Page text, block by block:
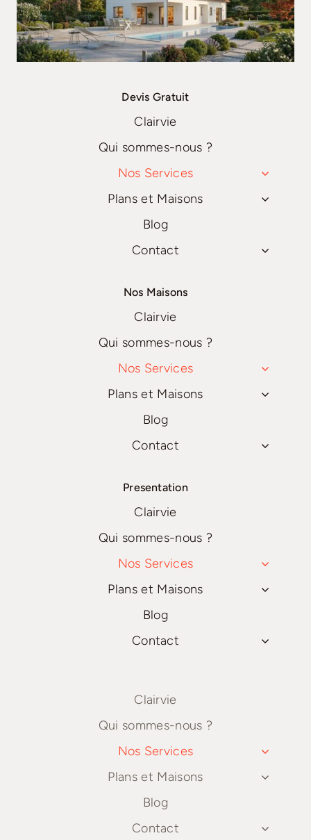
Devis Gratuit
Clairvie
Qui sommes-nous ?
Nos Services
Plans et Maisons
Blog
Contact
Nos Maisons
Clairvie
Qui sommes-nous ?
Nos Services
Plans et Maisons
Blog
Contact
Presentation
Clairvie
Qui sommes-nous ?
Nos Services
Plans et Maisons
Blog
Contact
Clairvie
Qui sommes-nous ?
Nos Services
Plans et Maisons
Blog
Contact